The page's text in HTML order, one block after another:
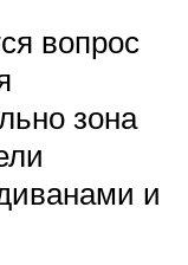
вопрос
зона
и